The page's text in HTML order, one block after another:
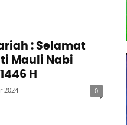
: Selamat
Mauli Nabi
H
2024 0